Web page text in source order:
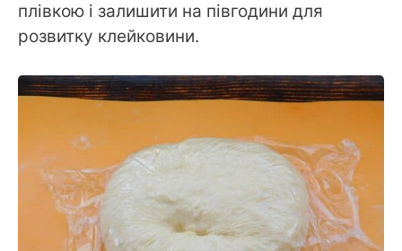
плівкою і залишити на півгодини для
розвитку клейковини.